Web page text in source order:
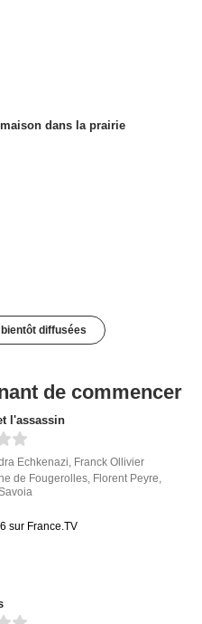
dans la prairie
diffusées
de commencer
l'assassin
Echkenazi, Franck Ollivier
de Fougerolles, Florent Peyre,
sur France.TV